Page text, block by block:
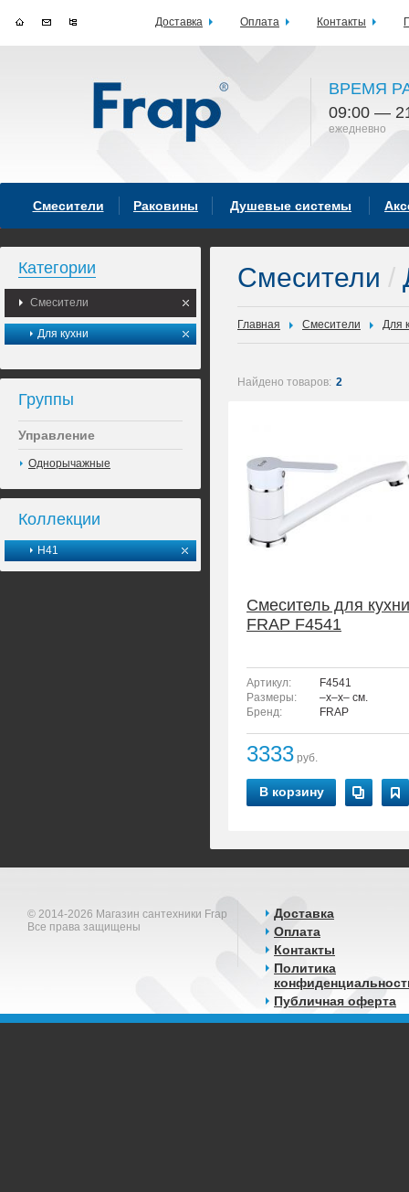
ВРЕМЯ
09:00 —
ежедневно
Смесители Раковины Душевые системы
Категории
Смесители
Для кухни
Группы
Управление
Однорычажные
Коллекции
H41
Смесители /
Главная Смесители Для
Найдено товаров: 2
Смеситель для кухни
FRAP F4541
Артикул:
F4541
Размеры:
–x–x– см.
Бренд:
FRAP
3333 руб.
В корзину
© 2014-2026 Магазин сантехники Frap
Все права защищены
Доставка
Оплата
Контакты
Политика
Публичная оферта
Доставка Оплата Контакты